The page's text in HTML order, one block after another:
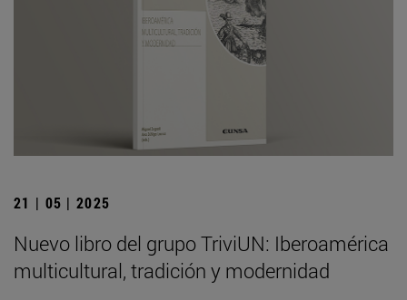
21 | 05 | 2025
Nuevo libro del grupo TriviUN: Iberoamérica
multicultural, tradición y modernidad